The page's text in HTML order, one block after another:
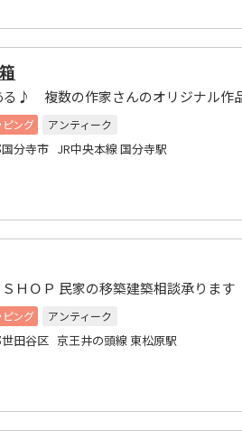
ング
アンティーク
分寺市 JR中央本線 国分寺駅
ＨＯＰ 民家の移築建築相談承ります
ング
アンティーク
田谷区 京王井の頭線 東松原駅